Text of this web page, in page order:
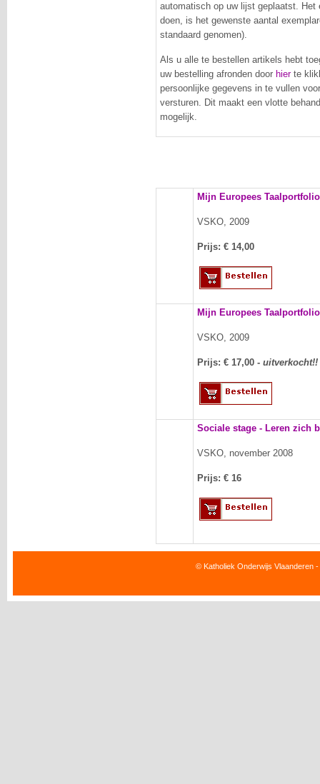
automatisch op uw lijst geplaatst. Het
doen, is het gewenste aantal
standaard genomen).
Als u alle te bestellen artikels hebt
uw bestelling afronden door hierte
persoonlijke gegevens in te vullen
versturen. Dit maakt een vlotte
mogelijk.
Mijn Europees
VSKO, 2009
Prijs: € 14,00
Mijn Europees
VSKO, 2009
Prijs: € 17,00 - uitverkocht!!
Sociale stage - Leren zich
VSKO, november 2008
Prijs: € 16
© Katholiek Onderwijs Vlaanderen